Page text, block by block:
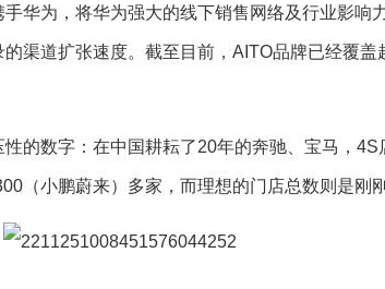
手华为，将华为强大的线下销售网络及行业影响
的渠道扩张速度。截至目前，AITO品牌已经覆
的数字：在中国耕耘了20年的奔驰、宝马，
（小鹏蔚来）多家，而理想的门店总数则是刚